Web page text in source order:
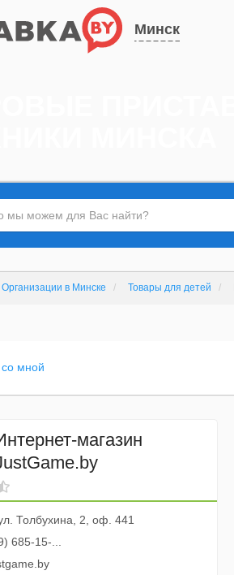
Минск
Организации в Минске Товары для детей
мной
магазин
Толбухина, 2, оф. 441
685-15-...